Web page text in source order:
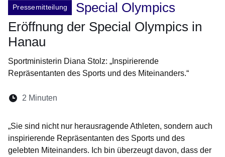
Pressemitteilung
Special Olympics
Eröffnung der Special Olympics in
Hanau
Sportministerin Diana Stolz: „Inspirierende
Repräsentanten des Sports und des Miteinanders.“
Lesedauer:
2 Minuten
„Sie sind nicht nur herausragende Athleten, sondern auch
inspirierende Repräsentanten des Sports und des
gelebten Miteinanders. Ich bin überzeugt davon, dass der